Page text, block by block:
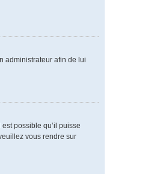
administrateur afin de lui
possible qu’il puisse
vous rendre sur